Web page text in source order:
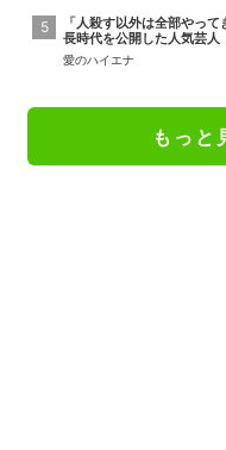
「人殺す以外は全部やって
長時代を公開した人気芸人
愛のハイエナ
もっと